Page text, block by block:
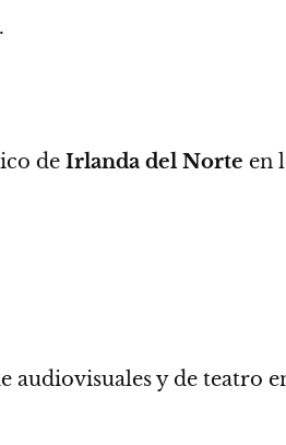
.
de Irlanda del Norte en
audiovisuales y de teatro